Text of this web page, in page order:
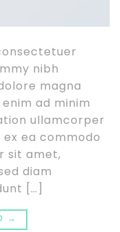
nibh
magna
ad minim
ullamcorper
ea commodo
sit amet,
diam
[…]
→